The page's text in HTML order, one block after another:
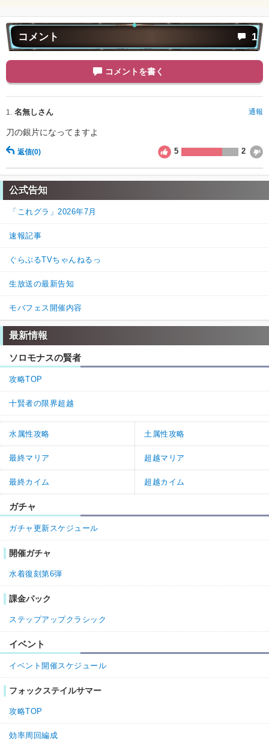
コメント 1
コメントを書く
1. 名無しさん 通報
刀の銀片になってますよ
返信(0) 5 2
公式告知
「これグラ」2026年7月
速報記事
ぐらぶるTVちゃんねるっ
生放送の最新告知
モバフェス開催内容
最新情報
ソロモナスの賢者
攻略TOP
十賢者の限界超越
水属性攻略 土属性攻略
最終マリア 超越マリア
最終カイム 超越カイム
ガチャ
ガチャ更新スケジュール
開催ガチャ
水着復刻第6弾
課金パック
ステップアップクラシック
イベント
イベント開催スケジュール
フォックステイルサマー
攻略TOP
効率周回編成